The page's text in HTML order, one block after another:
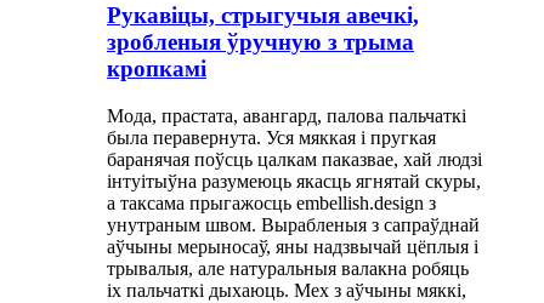
Рукавіцы, стрыгучыя авечкі,
зробленыя ўручную з трыма
кропкамі
Мода, прастата, авангард, палова пальчаткі
была перавернута. Уся мяккая і пругкая
баранячая поўсць цалкам паказвае, хай людзі
інтуітыўна разумеюць якасць ягнятай скуры,
а таксама прыгажосць embellish.design з
унутраным швом. Вырабленыя з сапраўднай
аўчыны мерыносаў, яны надзвычай цёплыя і
трывалыя, але натуральныя валакна робяць
іх пальчаткі дыхаюць. Мех з аўчыны мяккі,